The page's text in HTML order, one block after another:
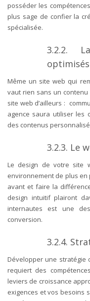
posséder les
plus sage de confier la
spécialisée.
3.2.2.
optimisés
Même un site web qui
vaut rien sans un
site web d’ailleurs :
agence saura utiliser les
des contenus
3.2.3. Le
Le design de votre site
environnement de plus
avant et faire la
design intuitif plairont
internautes est une
conversion.
3.2.4.
Développer une stratégie
requiert des
leviers de croissance
exigences et vos besoins